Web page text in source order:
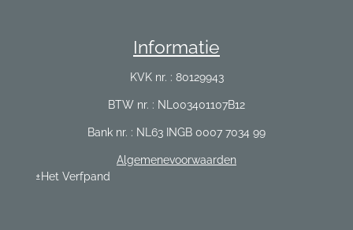
Informatie
KVK nr. : 80129943
BTW nr. : NL003401107B12
Bank nr. : NL63 INGB 0007 7034 99
Algemenevoorwaarden
±Het Verfpand